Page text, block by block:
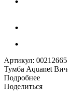
Артикул: 00212665
Тумба Aquanet
Подробнее
Поделиться